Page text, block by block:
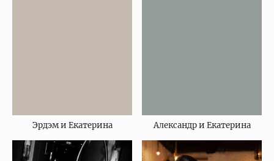
Эрдэм и Екатерина Александр и Екатерина